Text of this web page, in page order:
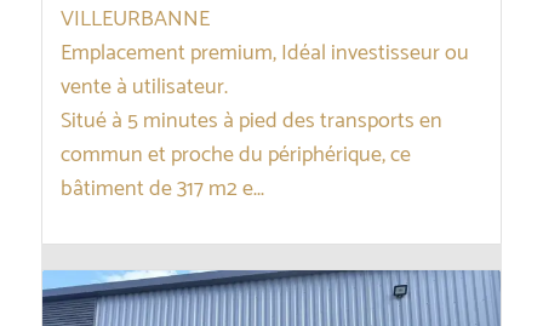
VILLEURBANNE
Emplacement premium, Idéal investisseur ou
vente à utilisateur.
Situé à 5 minutes à pied des transports en
commun et proche du périphérique, ce
bâtiment de 317 m2 e...